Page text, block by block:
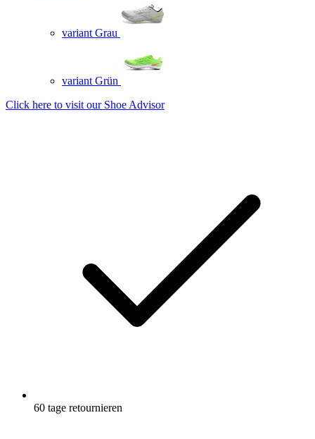
variant Grau
variant Grün
Click here to visit our Shoe Advisor
60 tage retournieren